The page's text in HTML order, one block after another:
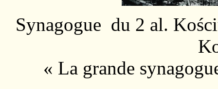
Synagogue du 2 al.